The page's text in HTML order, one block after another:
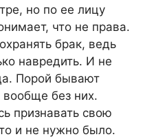
но по ее лицу
что не права.
брак, ведь
навредить. И не
Порой бывают
без них.
признавать свою
и не нужно было.